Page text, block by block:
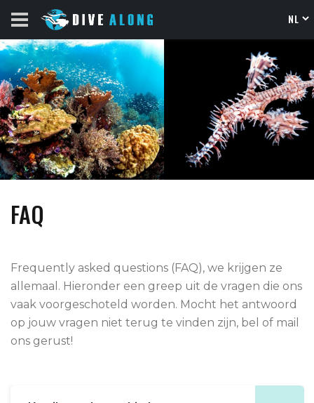
FAQ
Frequently asked questions (FAQ), we krijgen ze
allemaal. Hieronder een greep uit de vragen die ons
vaak voorgeschoteld worden. Mocht het antwoord
op jouw vragen niet terug te vinden zijn, bel of mail
ons gerust!